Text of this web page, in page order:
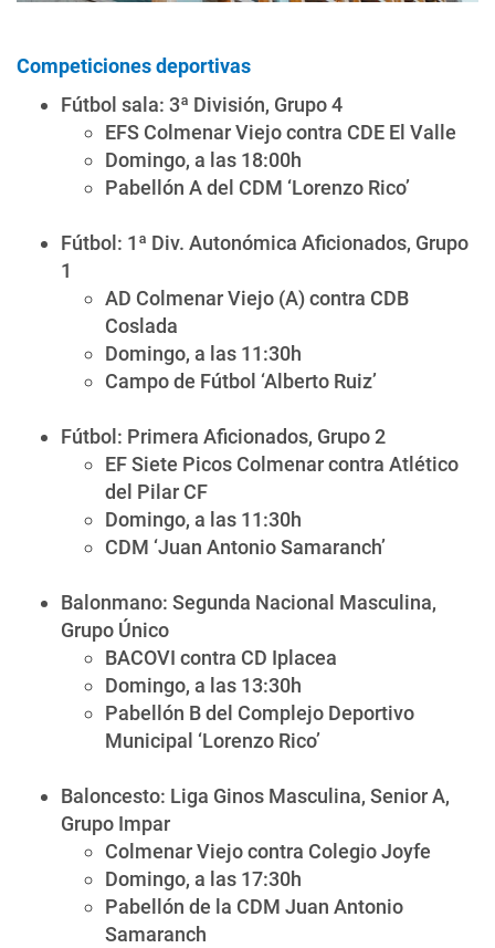
Competiciones deportivas
Fútbol sala: 3ª División, Grupo 4
EFS Colmenar Viejo contra CDE El Valle
Domingo, a las 18:00h
Pabellón A del CDM ‘Lorenzo Rico’
Fútbol: 1ª Div. Autonómica Aficionados, Grupo
1
AD Colmenar Viejo (A) contra CDB
Coslada
Domingo, a las 11:30h
Campo de Fútbol ‘Alberto Ruiz’
Fútbol: Primera Aficionados, Grupo 2
EF Siete Picos Colmenar contra Atlético
del Pilar CF
Domingo, a las 11:30h
CDM ‘Juan Antonio Samaranch’
Balonmano: Segunda Nacional Masculina,
Grupo Único
BACOVI contra CD Iplacea
Domingo, a las 13:30h
Pabellón B del Complejo Deportivo
Municipal ‘Lorenzo Rico’
Baloncesto: Liga Ginos Masculina, Senior A,
Grupo Impar
Colmenar Viejo contra Colegio Joyfe
Domingo, a las 17:30h
Pabellón de la CDM Juan Antonio
Samaranch